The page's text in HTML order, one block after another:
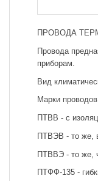
ПРОВОДА
Провода
приборам.
Вид
Марки
ПТВВ - с
ПТВЭВ - то же,
ПТВВЭ - то же,
ПТФФ-135 -